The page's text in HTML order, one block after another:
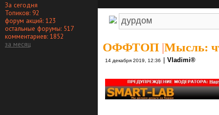
За сегодня
Топиков: 92
форум акций: 123
остальные форумы: 517
комментариев: 1852
за месяц
ОФФТОП |Мысль:
14 декабря 2019, 12:36 Vlаdimi®